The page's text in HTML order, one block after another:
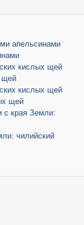
апельсинами
кислых щей
щей
кислых щей
щей
с края Земли:
чилийский